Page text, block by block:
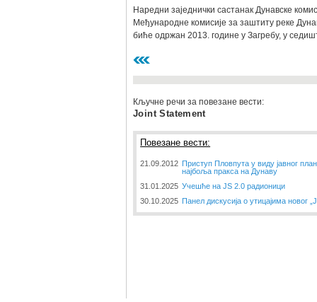
Наредни заједнички састанак Дунавске
Међународне комисије за заштиту реке
биће одржан 2013. године у Загребу, у
Кључне речи за повезане вести:
Joint Statement
Повезане вести:
21.09.2012 Приступ Пловпута у виду јавног
најбоља пракса на Дунаву
31.01.2025 Учешће на JS 2.0 радионици
30.10.2025 Панел дискусија о утицајима новог